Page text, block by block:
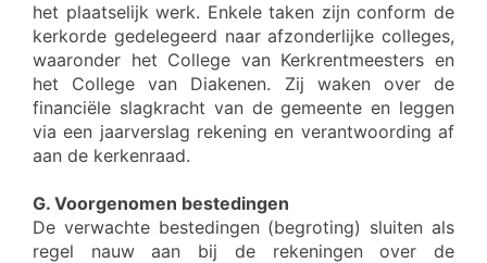
het plaatselijk werk. Enkele taken zijn conform de
kerkorde gedelegeerd naar afzonderlijke colleges,
waaronder het College van Kerkrentmeesters en
het College van Diakenen. Zij waken over de
financiële slagkracht van de gemeente en leggen
via een jaarverslag rekening en verantwoording af
aan de kerkenraad.
G. Voorgenomen bestedingen
De verwachte bestedingen (begroting) sluiten als
regel nauw aan bij de rekeningen over de